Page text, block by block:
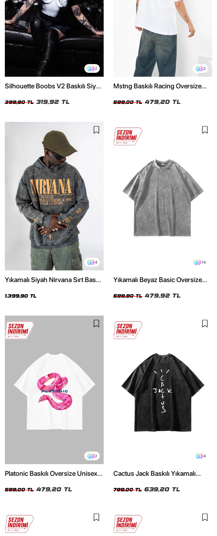
2
Silhouette Boobs V2 Baskılı Siyah
399,90 TL 319,92 TL
2
Mstng Baskılı Racing Oversize
599,00 TL 479,20 TL
4
Yıkamalı Siyah Nirvana Sırt Baskılı
1.399,90 TL
14
Yıkamalı Beyaz Basic Oversize
599,90 TL 479,92 TL
2
Platonic Baskılı Oversize Unisex
599,00 TL 479,20 TL
4
Cactus Jack Baskılı Yıkamalı
799,00 TL 639,20 TL